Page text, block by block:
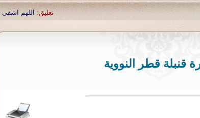
اللهم اشفي عبدك احمد صبحي منصور|
قنبلة قطر النووية